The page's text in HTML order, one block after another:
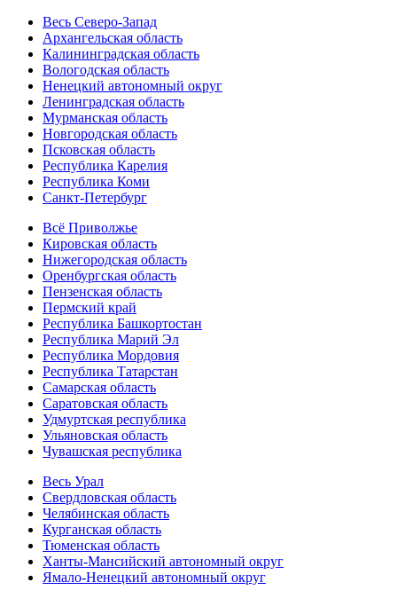
Весь Северо-Запад
Архангельская область
Калининградская область
Вологодская область
Ненецкий автономный округ
Ленинградская область
Мурманская область
Новгородская область
Псковская область
Республика Карелия
Республика Коми
Санкт-Петербург
Всё Приволжье
Кировская область
Нижегородская область
Оренбургская область
Пензенская область
Пермский край
Республика Башкортостан
Республика Марий Эл
Республика Мордовия
Республика Татарстан
Самарская область
Саратовская область
Удмуртская республика
Ульяновская область
Чувашская республика
Весь Урал
Свердловская область
Челябинская область
Курганская область
Тюменская область
Ханты-Мансийский автономный округ
Ямало-Ненецкий автономный округ